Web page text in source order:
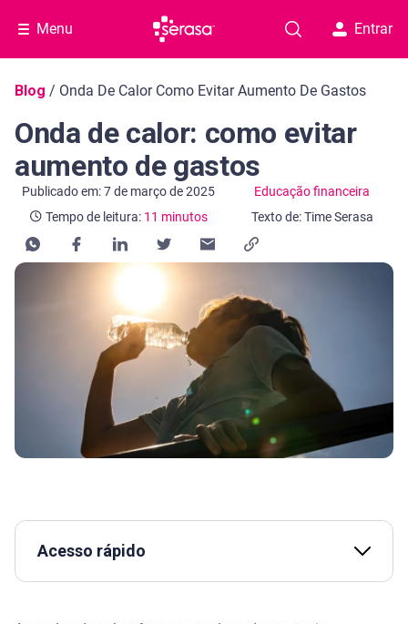
Menu Entrar
Navegação do blog
Blog / Onda De Calor Como Evitar Aumento De Gastos
Onda de calor: como evitar
aumento de gastos
Publicado em: 7 de março de 2025 Educação financeira
Categoria Educação financeira
Tempo de leitura: 11 minutos
Tempo de leitura: 11 minutos
Texto de: Time Serasa
Acesso rápido